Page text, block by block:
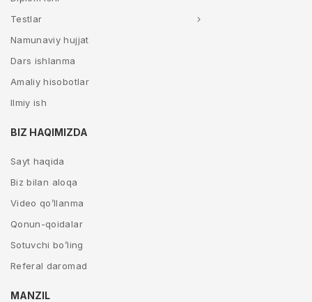
Testlar
Namunaviy hujjat
Dars ishlanma
Amaliy hisobotlar
Ilmiy ish
BIZ HAQIMIZDA
Sayt haqida
Biz bilan aloqa
Video qo’llanma
Qonun-qoidalar
Sotuvchi bo’ling
Referal daromad
MANZIL